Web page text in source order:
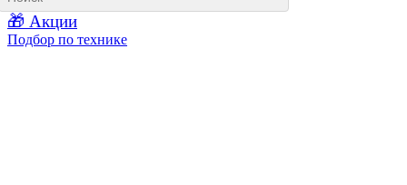
🎁 Акции
Подбор по технике